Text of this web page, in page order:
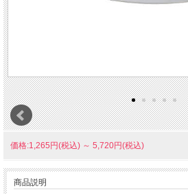
価格:1,265円(税込) ～ 5,720円(税込)
商品説明